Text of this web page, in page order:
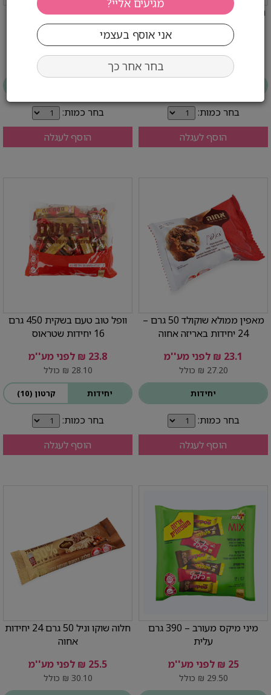
בחר אחר כך
נוטלה ביסקוויט בשקית 276 גרם
18 ₪ לפני מע''מ
בחר כמות:
הוסף לעגלה
באריזה אחוה
22.5 ₪ לפני מע''מ
בחר כמות:
הוסף לעגלה
מאפין ממולא שוקולד 50 גרם –
24 יחידות באריזה אחוה
23.1 ₪ לפני מע''מ
27.20 ₪ כולל
יחידות
בחר כמות:
הוסף לעגלה
וופל טוב טעם בשקית 450 גרם
16 יחידות שטראוס
23.8 ₪ לפני מע''מ
28.10 ₪ כולל
יחידות קרטון (10)
בחר כמות:
הוסף לעגלה
מיני מיקס מעורב – 390 גרם
עלית
25 ₪ לפני מע''מ
29.50 ₪ כולל
חלוה שוקו וניל 50 גרם 24 יחידות
אחוה
25.5 ₪ לפני מע''מ
30.10 ₪ כולל